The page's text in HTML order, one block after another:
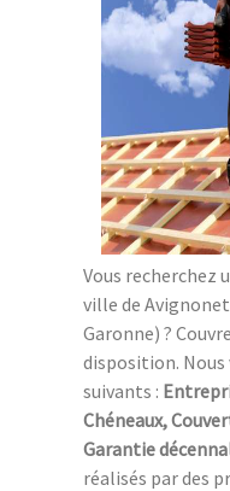
Vous recherchez
ville de
Garonne) ?
disposition. Nous
suivants :
Chéneaux,
Garantie
réalisés par des